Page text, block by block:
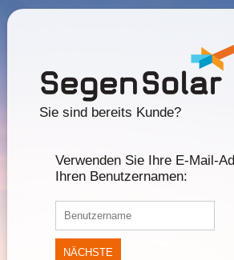
Sie sind bereits Kunde?
Verwenden Sie Ihre E-Mail-
Ihren Benutzernamen:
NÄCHSTE